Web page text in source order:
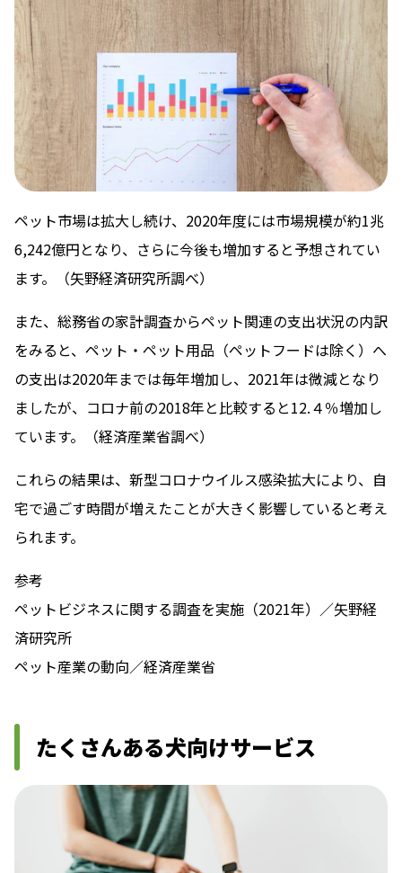
ペット市場は拡大し続け、2020年度には市場規模が約1兆
6,242億円となり、さらに今後も増加すると予想されてい
ます。（矢野経済研究所調べ）
また、総務省の家計調査からペット関連の支出状況の内訳
をみると、ペット・ペット用品（ペットフードは除く）へ
の支出は2020年までは毎年増加し、2021年は微減となり
ましたが、コロナ前の2018年と比較すると12.４％増加し
ています。（経済産業省調べ）
これらの結果は、新型コロナウイルス感染拡大により、自
宅で過ごす時間が増えたことが大きく影響していると考え
られます。
参考
ペットビジネスに関する調査を実施（2021年）／矢野経
済研究所
ペット産業の動向／経済産業省
たくさんある犬向けサービス